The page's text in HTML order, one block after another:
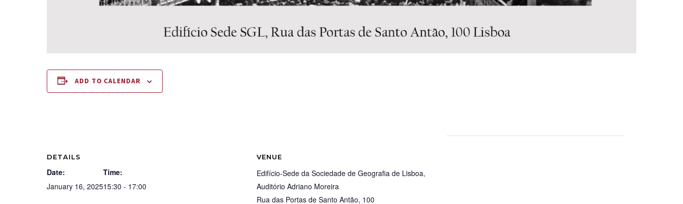
ADD TO CALENDAR
DETAILS
Date:
January 16, 2025
Time:
15:30 - 17:00
VENUE
Edifício-Sede da Sociedade de Geografia de Lisboa,
Auditório Adriano Moreira
Rua das Portas de Santo Antão, 100